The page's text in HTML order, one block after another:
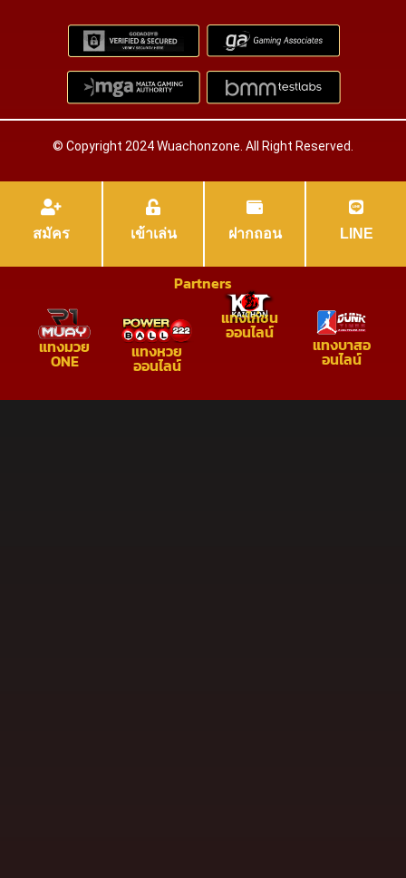
© Copyright 2024 Wuachonzone. All Right Reserved.
สมัคร เข้าเล่น ฝากถอน LINE
Partners
แทงมวย
ONE แทงหวย
ออนไลน์
แทงไก่ชน
ออนไลน์
แทงบาสอ
อนไลน์